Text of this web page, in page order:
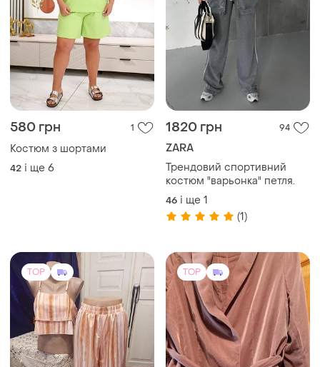
580 грн 1
Костюм з шортами
42 і ще 6
1820 грн 94
ZARA
Трендовий спортивний
костюм "варьонка" петля.
46 і ще 1
(1)
TOP TOP